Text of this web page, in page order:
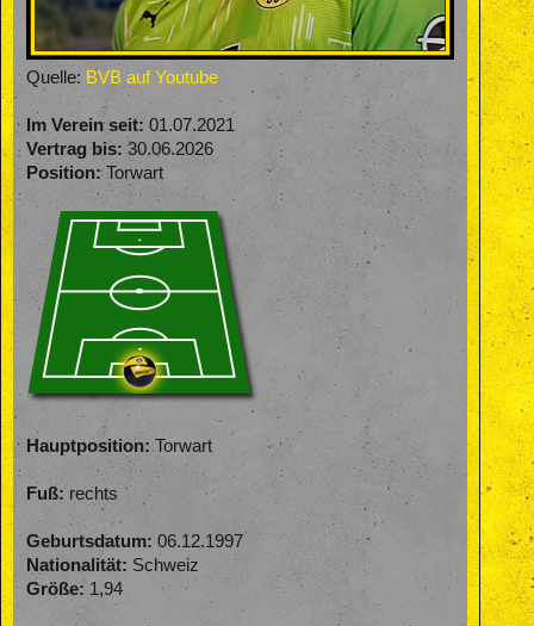
Quelle: BVB auf Youtube
Im Verein seit: 01.07.2021
Vertrag bis:30.06.2026
Position:Torwart
Hauptposition:Torwart
Fuß: rechts
Geburtsdatum: 06.12.1997
Nationalität: Schweiz
Größe: 1,94